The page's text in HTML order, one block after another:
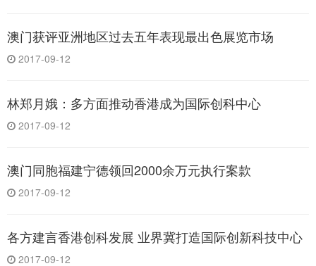
澳门获评亚洲地区过去五年表现最出色展览市场
2017-09-12
林郑月娥：多方面推动香港成为国际创科中心
2017-09-12
澳门同胞福建宁德领回2000余万元执行案款
2017-09-12
各方建言香港创科发展 业界冀打造国际创新科技中心
2017-09-12